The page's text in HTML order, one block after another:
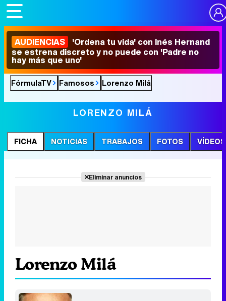
AUDIENCIAS 'Ordena tu vida' con Inés Hernand
se estrena discreto y no puede con 'Padre no
hay más que uno'
FórmulaTV Famosos Lorenzo Milá
LORENZO MILÁ
FICHA NOTICIAS TRABAJOS FOTOS VÍDEOS
Eliminar anuncios
Lorenzo Milá